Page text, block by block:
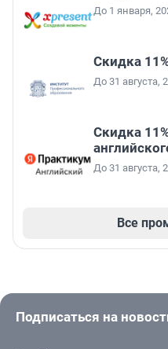
До 1 января,
Скидка
До 31 августа,
Скидка
До 31 августа,
Все
Подписаться на